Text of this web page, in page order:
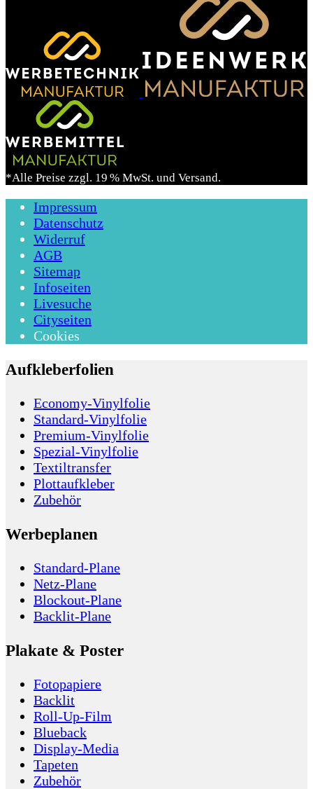
*Alle Preise zzgl. 19 % MwSt. und Versand.
Impressum
Datenschutz
Widerruf
AGB
Sitemap
Infoseiten
Livesuche
Cityseiten
Cookies
Aufkleberfolien
Economy-Vinylfolie
Standard-Vinylfolie
Premium-Vinylfolie
Spezial-Vinylfolie
Textiltransfer
Plottaufkleber
Zubehör
Werbeplanen
Standard-Plane
Netz-Plane
Blockout-Plane
Backlit-Plane
Plakate & Poster
Fotopapiere
Backlit
Roll-Up-Film
Blueback
Display-Media
Tapeten
Zubehör